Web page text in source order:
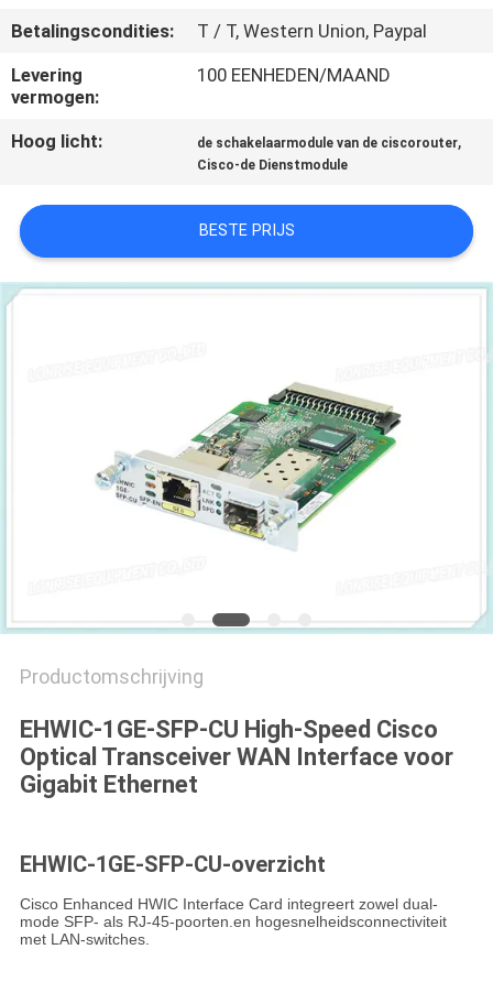
OP
NIEUWS
SITEMAP
Betalingscondities:
T / T, Western Union, Paypal
Levering
vermogen:
100 EENHEDEN/MAAND
Hoog licht: de schakelaarmodule van de ciscorouter,
Cisco-de Dienstmodule
BESTE PRIJS
Productomschrijving
EHWIC-1GE-SFP-CU High-Speed Cisco
Optical Transceiver WAN Interface voor
Gigabit Ethernet
EHWIC-1GE-SFP-CU-overzicht
Cisco Enhanced HWIC Interface Card integreert zowel dual-
mode SFP- als RJ-45-poorten.en hogesnelheidsconnectiviteit
met LAN-switches.